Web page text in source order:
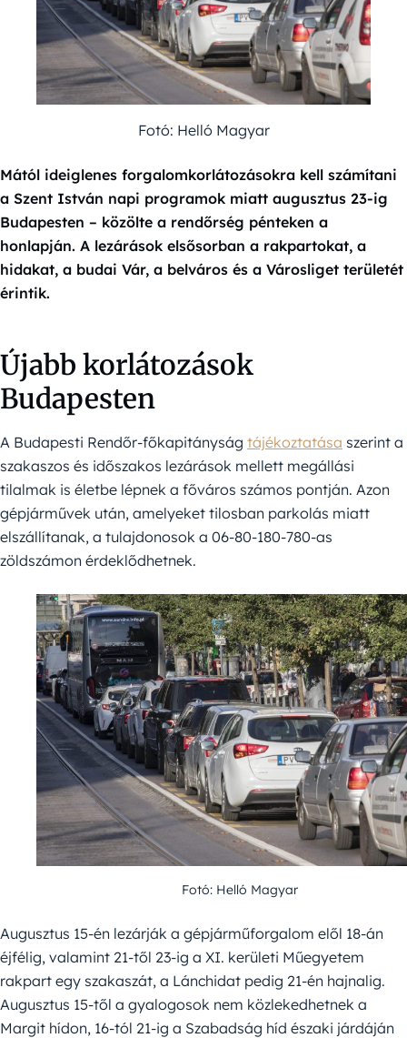
Fotó: Helló Magyar
Mától ideiglenes forgalomkorlátozásokra kell számítani
a Szent István napi programok miatt augusztus 23-ig
Budapesten – közölte a rendőrség pénteken a
honlapján. A lezárások elsősorban a rakpartokat, a
hidakat, a budai Vár, a belváros és a Városliget területét
érintik.
Újabb korlátozások
Budapesten
A Budapesti Rendőr-főkapitányság tájékoztatása szerint a
szakaszos és időszakos lezárások mellett megállási
tilalmak is életbe lépnek a főváros számos pontján. Azon
gépjárművek után, amelyeket tilosban parkolás miatt
elszállítanak, a tulajdonosok a 06-80-180-780-as
zöldszámon érdeklődhetnek.
Fotó: Helló Magyar
Augusztus 15-én lezárják a gépjárműforgalom elől 18-án
éjfélig, valamint 21-től 23-ig a XI. kerületi Műegyetem
rakpart egy szakaszát, a Lánchidat pedig 21-én hajnalig.
Augusztus 15-től a gyalogosok nem közlekedhetnek a
Margit hídon, 16-tól 21-ig a Szabadság híd északi járdáján